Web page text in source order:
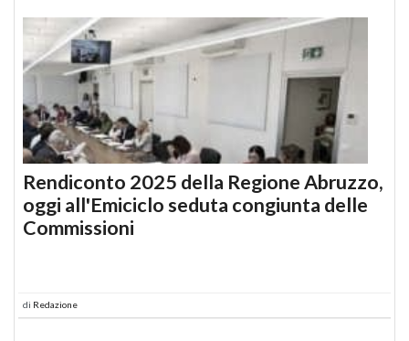
Rendiconto 2025 della Regione Abruzzo,
oggi all'Emiciclo seduta congiunta delle
Commissioni
di Redazione